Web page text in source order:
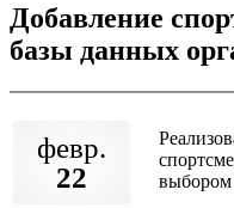
Добавление
базы данных
февр.
22
выбором